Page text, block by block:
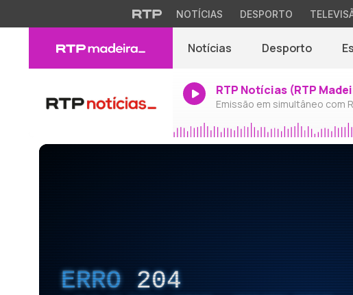
NOTÍCIAS DESPORTO
Notícias Desporto
RTP Notícias (RTP
Emissão em simultâneo com
ERRO 204